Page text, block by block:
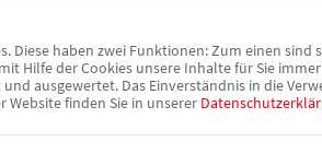
Sozialpsychiatrischer
Dienst
Insolvenzberatung
Catering
Diese haben zwei Funktionen: Zum einen
Hilfe der Cookies unsere Inhalte für Sie
ausgewertet. Das Einverständnis in die
Website finden Sie in unserer